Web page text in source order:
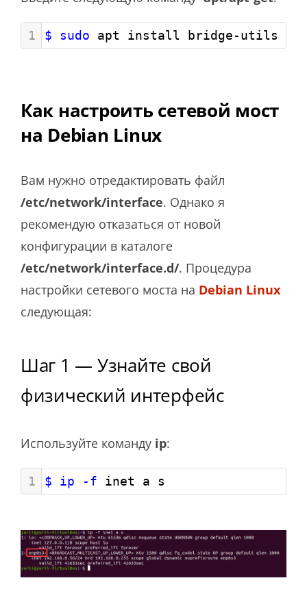
1 $ sudo apt install bridge-utils
Как настроить сетевой мост
на Debian Linux
Вам нужно отредактировать файл
/etc/network/interface. Однако я
рекомендую отказаться от новой
конфигурации в каталоге
/etc/network/interface.d/. Процедура
настройки сетевого моста на Debian Linux
следующая:
Шаг 1 — Узнайте свой
физический интерфейс
Используйте команду ip:
1 $ ip -f inet a s